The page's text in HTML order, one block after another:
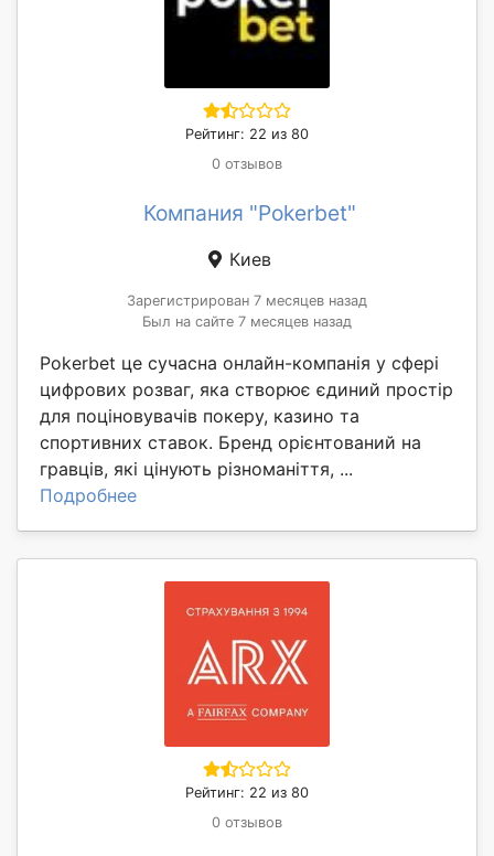
Рейтинг: 22 из 80
0 отзывов
Компания "Pokerbet"
Киев
Зарегистрирован 7 месяцев назад
Был на сайте 7 месяцев назад
Pokerbet це сучасна онлайн-компанія у сфері
цифрових розваг, яка створює єдиний простір
для поціновувачів покеру, казино та
спортивних ставок. Бренд орієнтований на
гравців, які цінують різноманіття, ...
Подробнее
Рейтинг: 22 из 80
0 отзывов